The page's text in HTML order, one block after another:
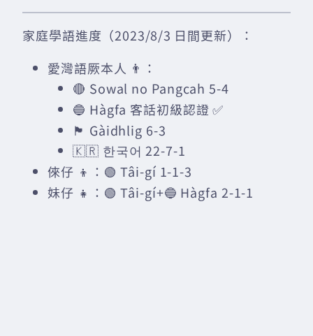
家庭學語進度（2023/8/3 日間更新）：
愛灣語厥本人 👨：
🔴 Sowal no Pangcah 5-4
🔵 Hàgfa 客話初級認證 ✅
🏴󠁧󠁢󠁳󠁣󠁴󠁿 Gàidhlig 6-3
🇰🇷 한국어 22-7-1
倈仔 👦：🟢 Tâi-gí 1-1-3
妹仔 👧：🟢 Tâi-gí+🔵 Hàgfa 2-1-1